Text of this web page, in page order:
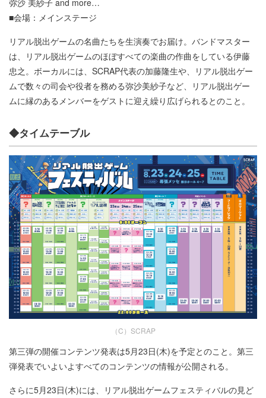
弥沙 美紗子 and more…
■会場：メインステージ
リアル脱出ゲームの名曲たちを生演奏でお届け。バンドマスター
は、リアル脱出ゲームのほぼすべての楽曲の作曲をしている伊藤
忠之。ボーカルには、SCRAP代表の加藤隆生や、リアル脱出ゲー
ムで数々の司会や役者を務める弥沙美紗子など、リアル脱出ゲー
ムに縁のあるメンバーをゲストに迎え繰り広げられるとのこと。
◆タイムテーブル
（C）SCRAP
第三弾の開催コンテンツ発表は5月23日(木)を予定とのこと。第三
弾発表でいよいよすべてのコンテンツの情報が公開される。
さらに5月23日(木)には、リアル脱出ゲームフェスティバルの見ど